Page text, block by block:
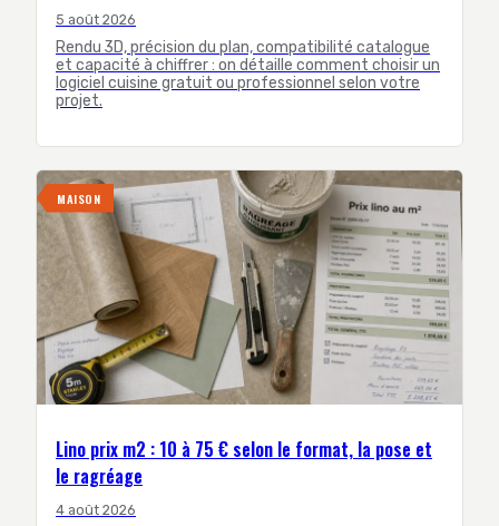
5 août 2026
Rendu 3D, précision du plan, compatibilité catalogue
et capacité à chiffrer : on détaille comment choisir un
logiciel cuisine gratuit ou professionnel selon votre
projet.
MAISON
Lino prix m2 : 10 à 75 € selon le format, la pose et
le ragréage
4 août 2026